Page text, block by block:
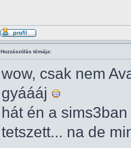
Hozzászólás témája:
wow, csak nem
gyáááj
hát én a
tetszett... na de